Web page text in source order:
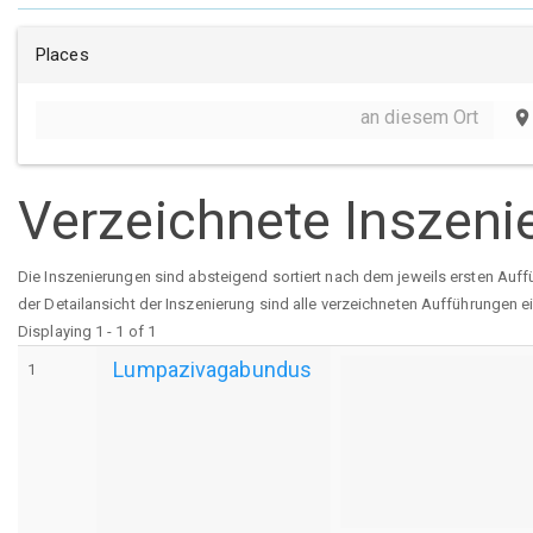
Places
an diesem Ort place
Verzeichnete
Die Inszenierungen sind absteigend sortiert nach dem jeweils ersten
der Detailansicht der Inszenierung sind alle verzeichneten Aufführungen
Displaying 1 - 1 of 1
1 Lumpazivagabundus